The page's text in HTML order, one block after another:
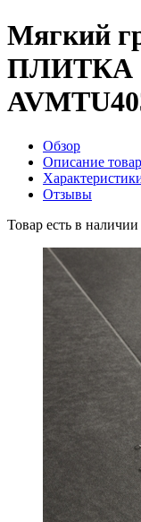
Мягкий
ПЛИТКА
Обзор
Описание
Отзывы
Товар есть в наличии